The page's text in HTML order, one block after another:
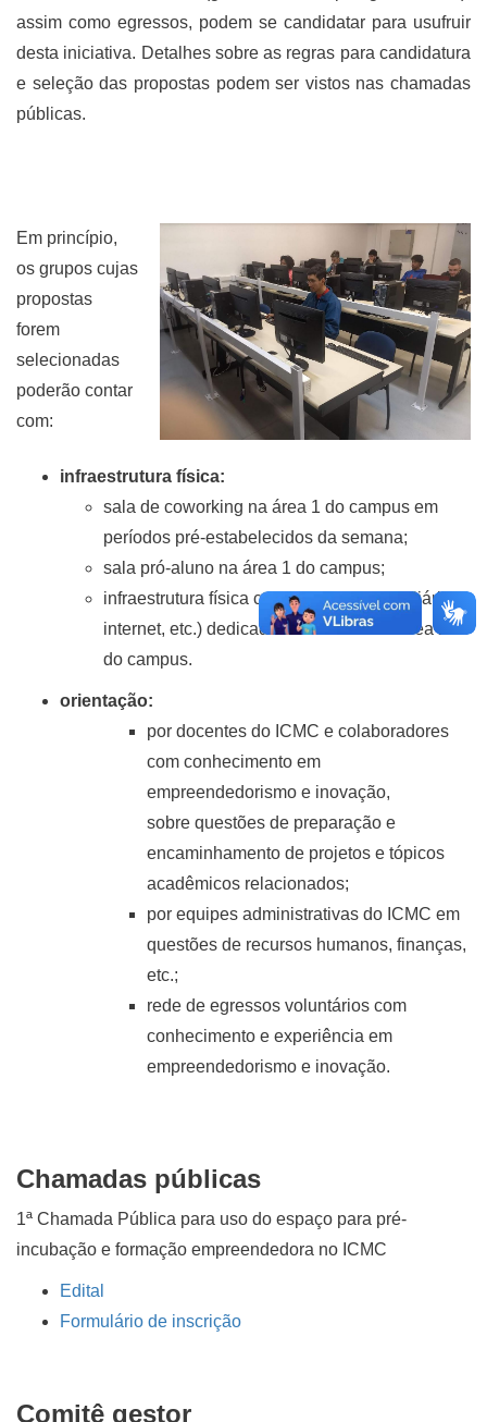
assim como egressos, podem se candidatar para usufruir
desta iniciativa. Detalhes sobre as regras para candidatura
e seleção das propostas podem ser vistos nas chamadas
públicas.
Em princípio,
os grupos cujas
propostas
forem
selecionadas
poderão contar
com:
infraestrutura física:
sala de coworking na área 1 do campus em
períodos pré-estabelecidos da semana;
sala pró-aluno na área 1 do campus;
infraestrutura física completa (sala, mobiliário,
internet, etc.) dedicada ao ICMC-In na área 2
do campus.
orientação:
por docentes do ICMC e colaboradores
com conhecimento em
empreendedorismo e inovação,
sobre questões de preparação e
encaminhamento de projetos e tópicos
acadêmicos relacionados;
por equipes administrativas do ICMC em
questões de recursos humanos, finanças,
etc.;
rede de egressos voluntários com
conhecimento e experiência em
empreendedorismo e inovação.
Chamadas públicas
1ª Chamada Pública para uso do espaço para pré-
incubação e formação empreendedora no ICMC
Edital
Formulário de inscrição
Comitê gestor